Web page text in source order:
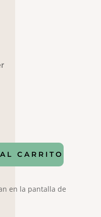
CARRITO
en la pantalla de